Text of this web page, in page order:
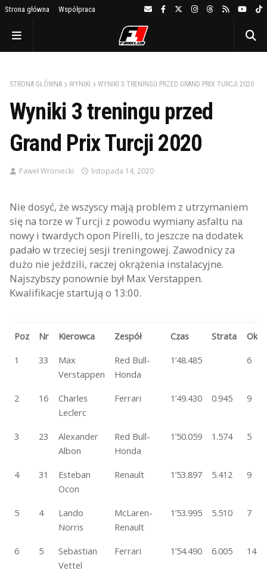
Strona główna Współpraca
STRONA GŁÓWNA WYNIKI WYNIKI 3 TRENINGU PRZED GRAND PRIX TURCJI 2020
Wyniki 3 treningu przed
Grand Prix Turcji 2020
Paweł Wroniecki listopada 14, 2020
Nie dosyć, że wszyscy mają problem z utrzymaniem
się na torze w Turcji z powodu wymiany asfaltu na
nowy i twardych opon Pirelli, to jeszcze na dodatek
padało w trzeciej sesji treningowej. Zawodnicy za
dużo nie jeździli, raczej okrążenia instalacyjne.
Najszybszy ponownie był Max Verstappen.
Kwalifikacje startują o 13:00.
Poz Nr Kierowca Zespół Czas Strata
Okr
1
33
Max
Verstappen
Red Bull-
Honda
1’48.485 6
2 16
Charles
Leclerc
Ferrari 1’49.430 0.945 9
3 23
Alexander
Albon
Red Bull-
Honda
1’50.059 1.574 5
4 31
Esteban
Ocon
Renault 1’53.897 5.412 9
5 4
Lando
Norris
McLaren-
Renault
1’53.995 5.510 7
6 5
Sebastian
Vettel
Ferrari 1’54.490 6.005 14